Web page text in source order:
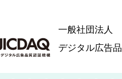
一般社団法人
デジタル広告